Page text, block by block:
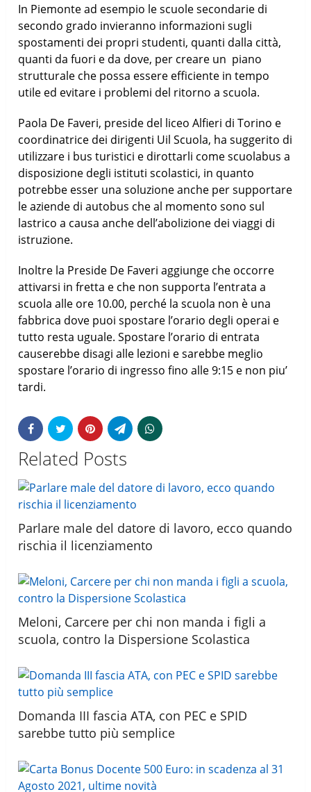
In Piemonte ad esempio le scuole secondarie di
secondo grado invieranno informazioni sugli
spostamenti dei propri studenti, quanti dalla città,
quanti da fuori e da dove, per creare un piano
strutturale che possa essere efficiente in tempo
utile ed evitare i problemi del ritorno a scuola.
Paola De Faveri, preside del liceo Alfieri di Torino e
coordinatrice dei dirigenti Uil Scuola, ha suggerito di
utilizzare i bus turistici e dirottarli come scuolabus a
disposizione degli istituti scolastici, in quanto
potrebbe esser una soluzione anche per supportare
le aziende di autobus che al momento sono sul
lastrico a causa anche dell’abolizione dei viaggi di
istruzione.
Inoltre la Preside De Faveri aggiunge che occorre
attivarsi in fretta e che non supporta l’entrata a
scuola alle ore 10.00, perché la scuola non è una
fabbrica dove puoi spostare l’orario degli operai e
tutto resta uguale. Spostare l’orario di entrata
causerebbe disagi alle lezioni e sarebbe meglio
spostare l’orario di ingresso fino alle 9:15 e non piu’
tardi.
Related Posts
Parlare male del datore di lavoro, ecco quando
rischia il licenziamento
Meloni, Carcere per chi non manda i figli a
scuola, contro la Dispersione Scolastica
Domanda III fascia ATA, con PEC e SPID
sarebbe tutto più semplice